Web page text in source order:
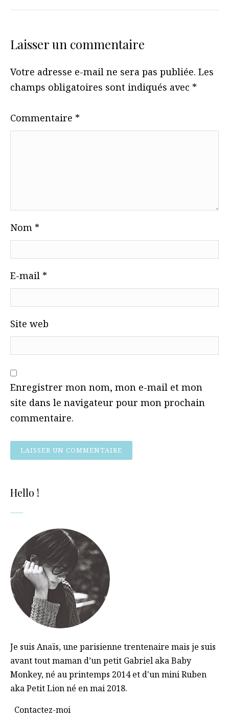
Laisser un commentaire
Votre adresse e-mail ne sera pas publiée. Les
champs obligatoires sont indiqués avec *
Commentaire *
Nom *
E-mail *
Site web
Enregistrer mon nom, mon e-mail et mon
site dans le navigateur pour mon prochain
commentaire.
Hello !
Je suis Anaïs, une parisienne trentenaire mais je suis
avant tout maman d’un petit Gabriel aka Baby
Monkey, né au printemps 2014 et d'un mini Ruben
aka Petit Lion né en mai 2018.
Contactez-moi